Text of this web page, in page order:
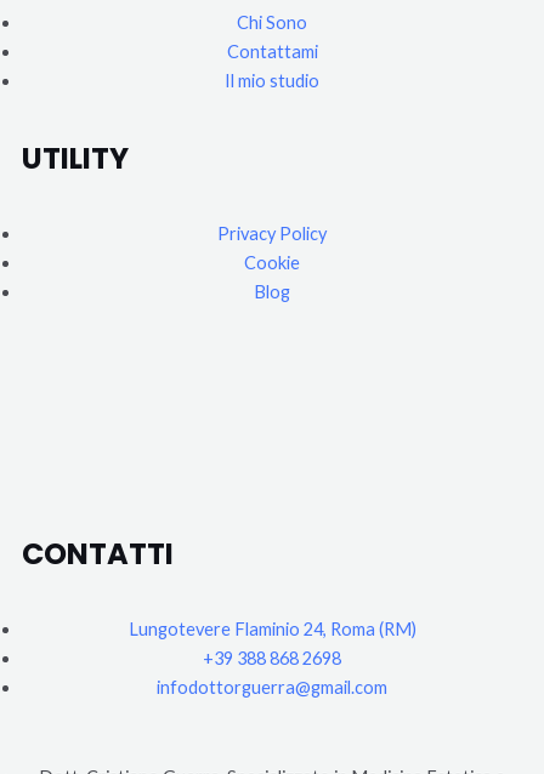
Chi Sono
Contattami
Il mio studio
UTILITY
Privacy Policy
Cookie
Blog
CONTATTI
Lungotevere Flaminio 24, Roma (RM)
+39 388 868 2698
infodottorguerra@gmail.com